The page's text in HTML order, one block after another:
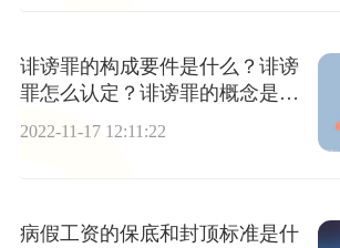
诽谤罪的构成要件是什么？诽谤
罪怎么认定？诽谤罪的概念是什
2022-11-17 12:11:22
病假工资的保底和封顶标准是什